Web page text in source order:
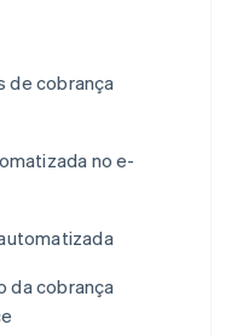
de cobrança
no e-
da cobrança